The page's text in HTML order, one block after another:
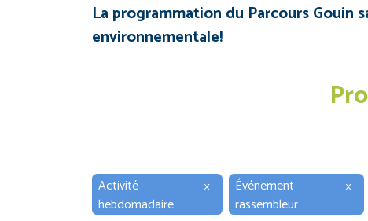
La programmation du Parcours Gouin
environnementale!
Activité
hebdomadaire
×
Événement
rassembleur
×